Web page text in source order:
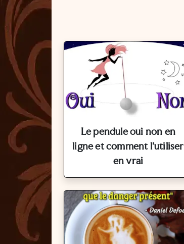
Le pendule oui non en
ligne et comment l'utiliser
en vrai